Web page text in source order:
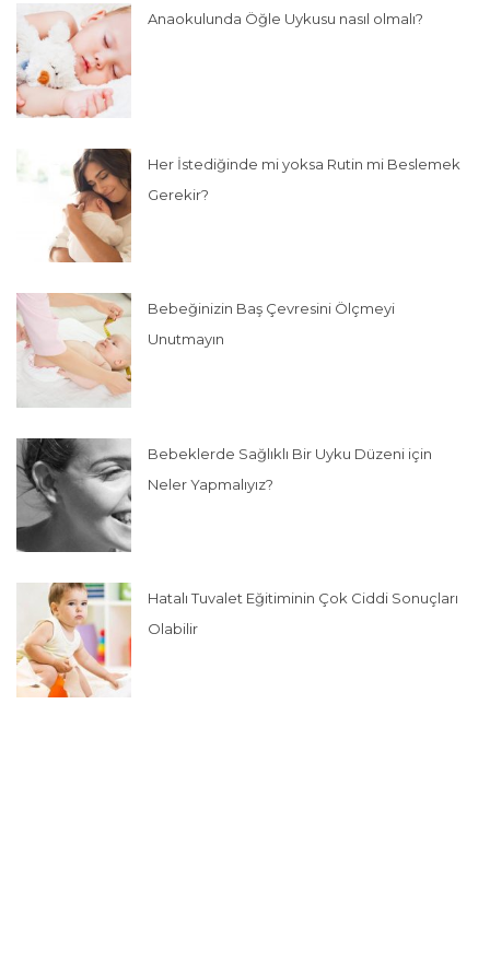
Anaokulunda Öğle Uykusu nasıl olmalı?
Her İstediğinde mi yoksa Rutin mi Beslemek
Gerekir?
Bebeğinizin Baş Çevresini Ölçmeyi
Unutmayın
Bebeklerde Sağlıklı Bir Uyku Düzeni için
Neler Yapmalıyız?
Hatalı Tuvalet Eğitiminin Çok Ciddi Sonuçları
Olabilir